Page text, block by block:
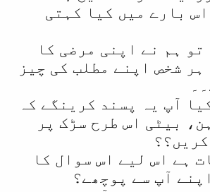
بارے میں کیا کہتی
ہم نے اپنی مرضی کا
ہر شخص اپنے مطلب کی چیز
آپ یہ پسند کرینگے کہ
بیٹی اس طرح سڑک پر
ہے اس لیے اس سوال کا
آپ سے پوچھے؟